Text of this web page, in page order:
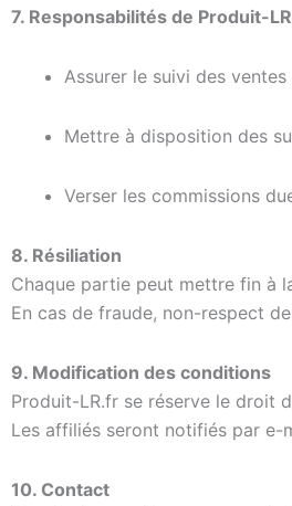
7. Responsabilités de Produit-
Assurer le suivi des
Mettre à disposition des
Verser les commissions
8. Résiliation
Chaque partie peut mettre fin à
En cas de fraude, non-respect
9. Modification des conditions
Produit-LR.fr se réserve le droit
Les affiliés seront notifiés par e-
10. Contact